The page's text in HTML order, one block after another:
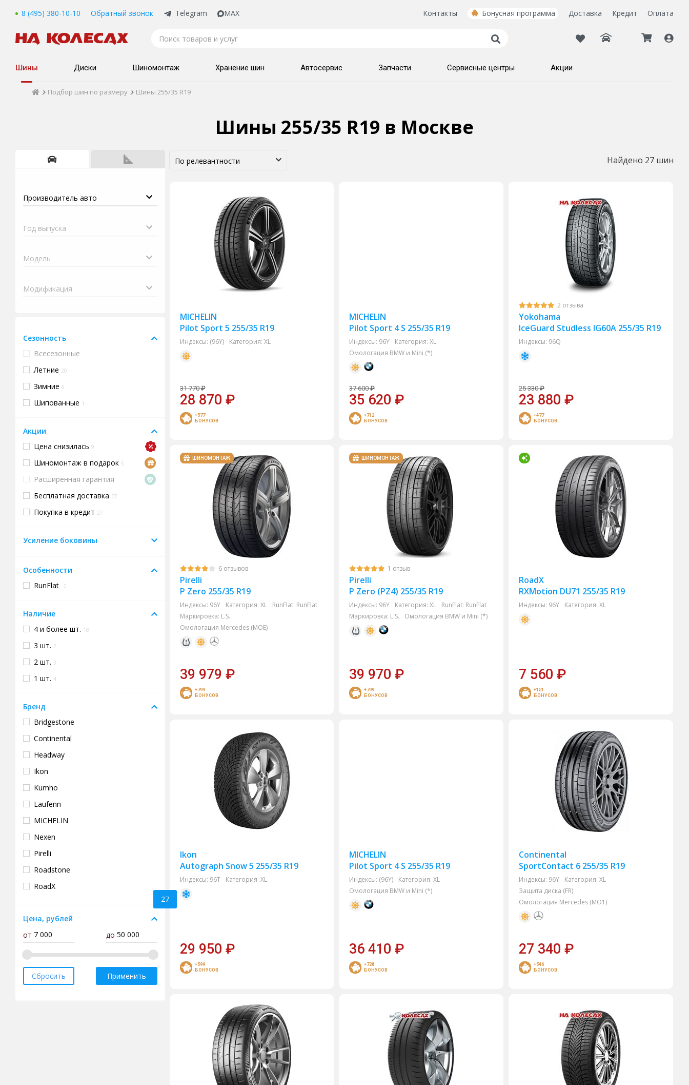
8 (495) 380-10-10 Обратный звонок Telegram MAX Контакты Бонусная программа Доставка Кредит Оплата
Шины Диски Шиномонтаж Хранение шин Автосервис Запчасти Сервисные центры Акции
Подбор шин по размеру Шины 255/35 R19
Шины 255/35 R19 в Москве
Сезонность
Всесезонные
Летние 20
Зимние 6
Шипованные 1
Акции
Цена снизилась 9
Шиномонтаж в подарок 5
Расширенная гарантия
Бесплатная доставка 27
Покупка в кредит 27
Усиление боковины
Особенности
RunFlat
2
Наличие
4 и более шт. 18
3 шт. 2
2 шт. 3
1 шт. 4
Бренд
Bridgestone
Continental
Headway
Ikon
Kumho
Laufenn
MICHELIN
Nexen
Pirelli
Roadstone
RoadX
Yokohama
Antares
Armstrong
Attar
Bars
Цена, рублей
от
до
Применить
Сбросить
27
Найдено 27 шин
MICHELIN
Pilot Sport 5 255/35 R19
Индексы: (96Y) Категория: XL
31 770 ₽
28 870 ₽
+577
БОНУСОВ
MICHELIN
Pilot Sport 4 S 255/35 R19
Индексы: 96Y Категория: XL
Омологация BMW и Mini (*)
37 600 ₽
35 620₽
+712
БОНУСОВ
2 отзыва
Yokohama
IceGuard Studless IG60A 255/35 R19
Индексы: 96Q
25 330 ₽
23 880₽
+477
БОНУСОВ
ШИНОМОНТАЖ
6 отзывов
Pirelli
P Zero 255/35 R19
Индексы: 96Y Категория: XL RunFlat: RunFlat
Маркировка: L.S.
Омологация Mercedes (MOE)
39 979 ₽
+799
БОНУСОВ
ШИНОМОНТАЖ
1 отзыв
Pirelli
P Zero (PZ4) 255/35 R19
Индексы: 96Y Категория: XL RunFlat: RunFlat
Маркировка: L.S. Омологация BMW и Mini (*)
39 970₽
+799
БОНУСОВ
RoadX
RXMotion DU71 255/35 R19
Индексы: 96Y Категория: XL
7 560₽
+151
БОНУСОВ
Ikon
Autograph Snow 5 255/35 R19
Индексы: 96T Категория: XL
29 950 ₽
+599
БОНУСОВ
MICHELIN
Pilot Sport 4 S 255/35 R19
Индексы: (96Y) Категория: XL
Омологация BMW и Mini (*)
36 410₽
+728
БОНУСОВ
Continental
SportContact 6 255/35 R19
Индексы: 96Y Категория: XL
Защита диска (FR)
Омологация Mercedes (MO1)
27 340₽
+546
БОНУСОВ